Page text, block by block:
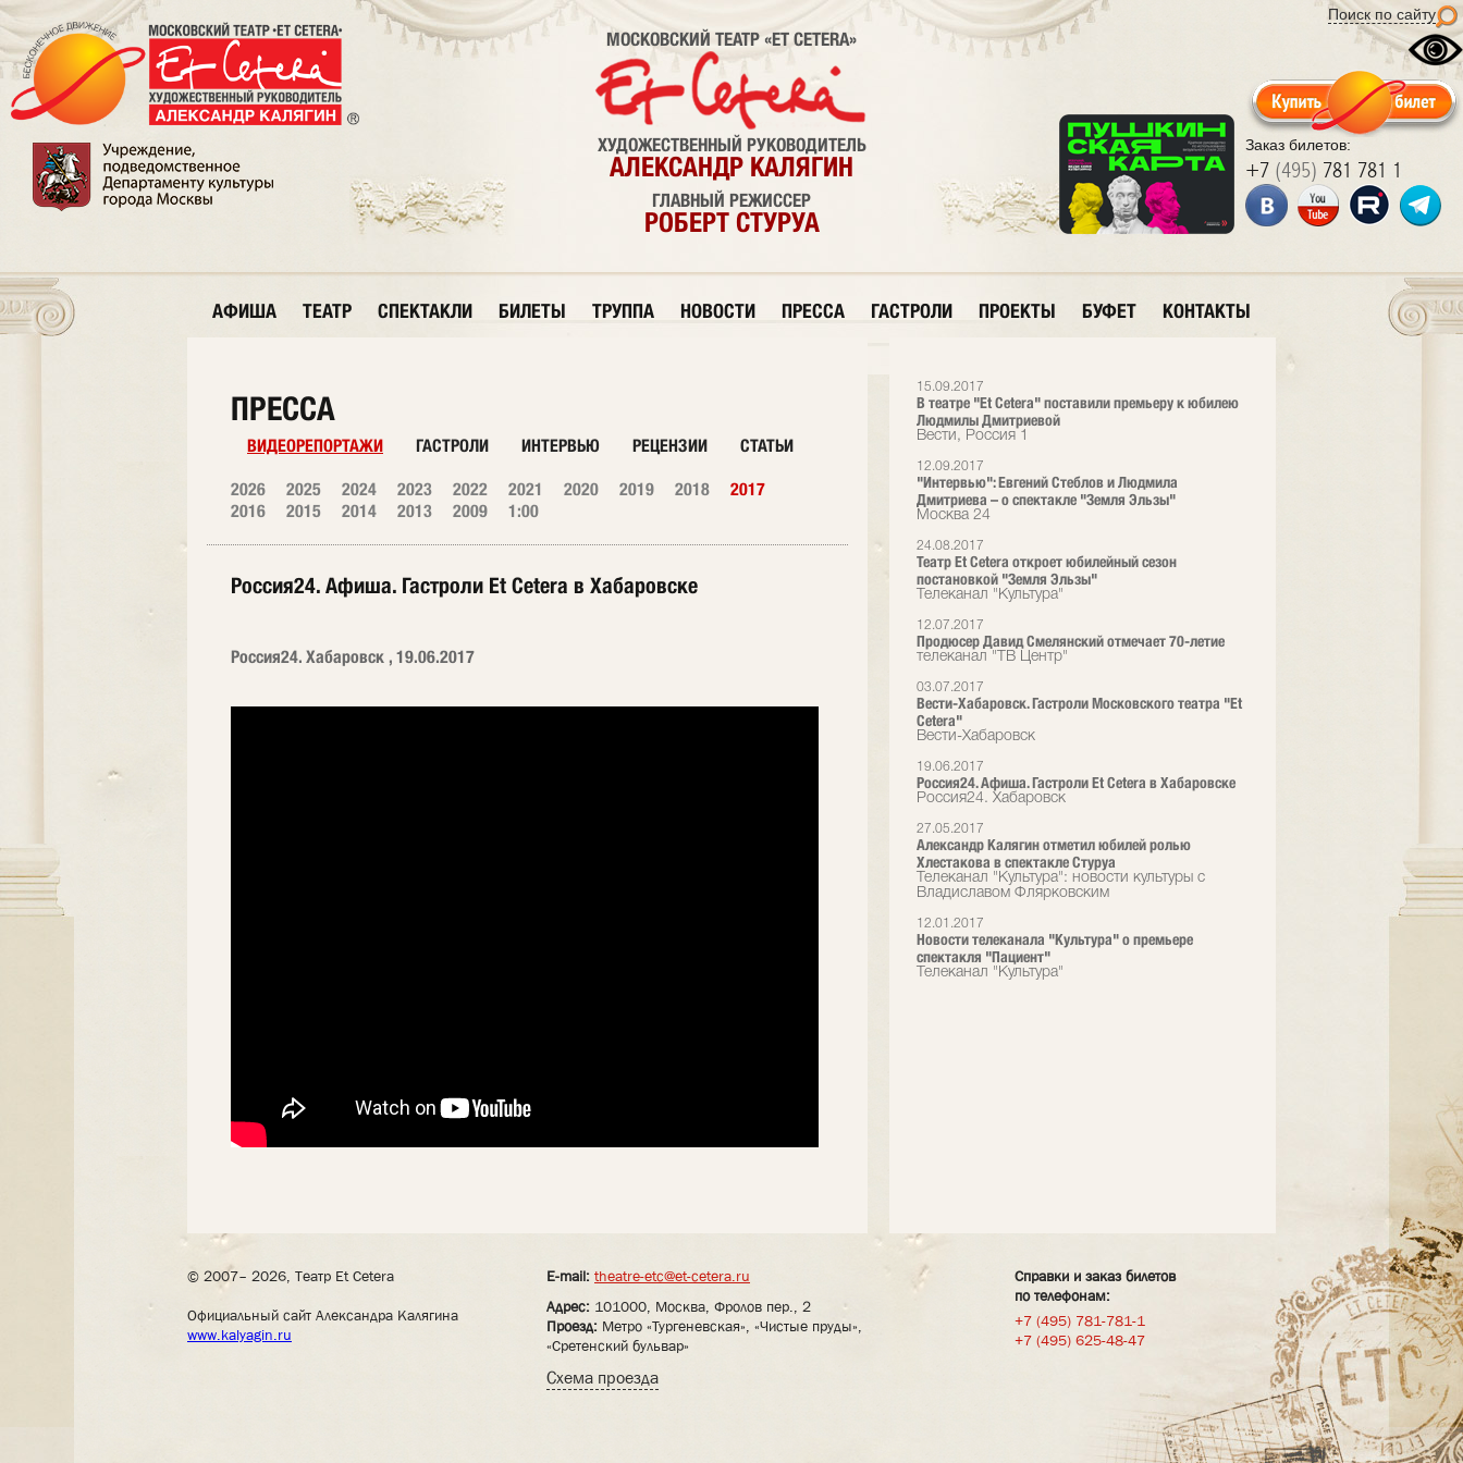
Поиск по сайту
Заказ билетов:
+7 (495) 781 781 1
МОСКОВСКИЙ ТЕАТР «ET CETERA»
ХУДОЖЕСТВЕННЫЙ РУКОВОДИТЕЛЬ
АЛЕКСАНДР КАЛЯГИН
ГЛАВНЫЙ РЕЖИССЕР
РОБЕРТ СТУРУА
АФИША ТЕАТР СПЕКТАКЛИ БИЛЕТЫ ТРУППА НОВОСТИ ПРЕССА ГАСТРОЛИ ПРОЕКТЫ БУФЕТ КОНТАКТЫ
15.09.2017
В театре "Et Cetera" поставили премьеру к юбилею
Людмилы Дмитриевой
Вести, Россия 1
12.09.2017
"Интервью": Евгений Стеблов и Людмила
Дмитриева – о спектакле "Земля Эльзы"
Москва 24
24.08.2017
Театр Et Сetera откроет юбилейный сезон
постановкой "Земля Эльзы"
Телеканал "Культура"
12.07.2017
Продюсер Давид Смелянский отмечает 70-летие
телеканал "ТВ Центр"
03.07.2017
Вести-Хабаровск. Гастроли Московского театра "Et
Cetera"
Вести-Хабаровск
19.06.2017
Россия24. Афиша. Гастроли Et Cetera в Хабаровске
Россия24. Хабаровск
27.05.2017
Александр Калягин отметил юбилей ролью
Хлестакова в спектакле Стуруа
Телеканал "Культура": новости культуры с
Владиславом Флярковским
12.01.2017
Новости телеканала "Культура" о премьере
спектакля "Пациент"
Телеканал "Культура"
ПРЕССА
ВИДЕОРЕПОРТАЖИ ГАСТРОЛИ ИНТЕРВЬЮ РЕЦЕНЗИИ СТАТЬИ
2026 2025 2024 2023 2022 2021 2020 2019 2018
2017
2016
2015 2014 2013 2009 1:00
Россия24. Афиша. Гастроли Et Cetera в Хабаровске
Россия24. Хабаровск , 19.06.2017
© 2007– 2026, Театр Et Cetera
Официальный сайт Александра Калягина
www.kalyagin.ru
E-mail: theatre-etc@et-cetera.ru
Адрес: 101000, Москва, Фролов пер., 2
Проезд: Метро «Тургеневская», «Чистые пруды»,
«Сретенский бульвар»
Схема проезда
Справки и заказ билетов
по телефонам:
+7 (495) 781-781-1
+7 (495) 625-48-47